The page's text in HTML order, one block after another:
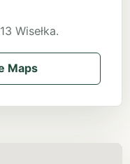
Wisełka.
Maps